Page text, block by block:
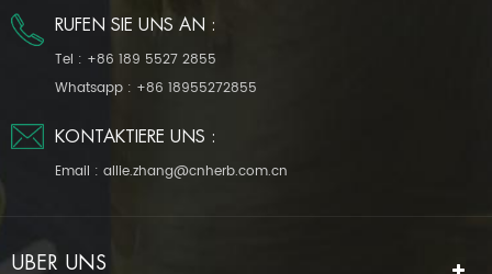
RUFEN SIE UNS AN :
Tel : +86 189 5527 2855
Whatsapp : +86 18955272855
KONTAKTIERE UNS :
Email : allie.zhang@cnherb.com.cn
ÜBER UNS